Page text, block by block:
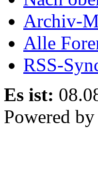
Archiv-
Alle
RSS-
Es ist:
Powered by